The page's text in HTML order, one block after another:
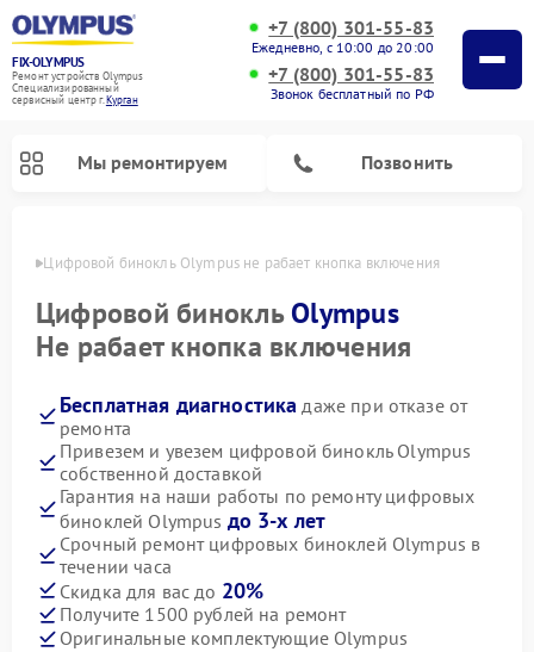
FIX-OLYMPUS
Ремонт устройств Olympus
Специализированный
cервисный центр г.Курган
+7 (800) 301-55-83
Ежедневно, с 10:00 до 20:00
+7 (800) 301-55-83
Звонок бесплатный по РФ
Мы ремонтируем Позвонить
Цифровой бинокль Olympus не рабает кнопка включения
Цифровой бинокльOlympus
Не рабает кнопка включения
Бесплатная диагностика даже при отказе от
ремонта
Привезем и увезем цифровой бинокль Olympus
собственной доставкой
Гарантия на наши работы по ремонту цифровых
биноклей Olympus до 3-х лет
Срочный ремонт цифровых биноклей Olympus в
течении часа
Скидка для вас до 20%
Получите 1500 рублей на ремонт
Оригинальные комплектующие Olympus